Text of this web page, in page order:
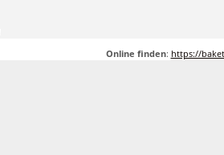
Online finden: https://